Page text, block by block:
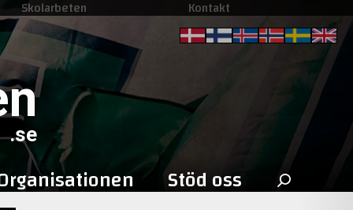
Skolarbeten Kontakt
.se
Stöd oss Sök
efter: